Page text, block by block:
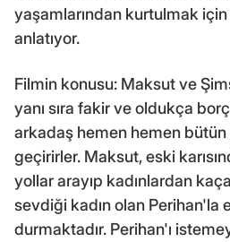
yaşamlarından kurtulmak
anlatıyor.
Filmin konusu: Maksut ve
yanı sıra fakir ve oldukça
arkadaş hemen hemen bütün
geçirirler. Maksut, eski
yollar arayıp kadınlardan
sevdiği kadın olan Perihan'la
durmaktadır. Perihan'ı